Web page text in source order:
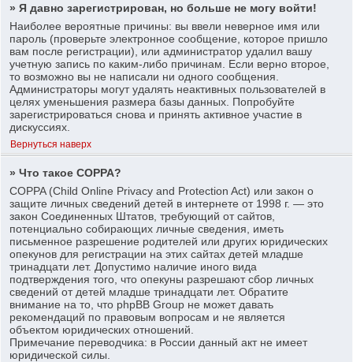
» Я давно зарегистрирован, но больше не могу войти!
Наиболее вероятные причины: вы ввели неверное имя или
пароль (проверьте электронное сообщение, которое пришло
вам после регистрации), или администратор удалил вашу
учетную запись по каким-либо причинам. Если верно второе,
то возможно вы не написали ни одного сообщения.
Администраторы могут удалять неактивных пользователей в
целях уменьшения размера базы данных. Попробуйте
зарегистрироваться снова и принять активное участие в
дискуссиях.
Вернуться наверх
» Что такое COPPA?
COPPA (Child Online Privacy and Protection Act) или закон о
защите личных сведений детей в интернете от 1998 г. — это
закон Соединенных Штатов, требующий от сайтов,
потенциально собирающих личные сведения, иметь
письменное разрешение родителей или других юридических
опекунов для регистрации на этих сайтах детей младше
тринадцати лет. Допустимо наличие иного вида
подтверждения того, что опекуны разрешают сбор личных
сведений от детей младше тринадцати лет. Обратите
внимание на то, что phpBB Group не может давать
рекомендаций по правовым вопросам и не является
объектом юридических отношений.
Примечание переводчика: в России данный акт не имеет
юридической силы.